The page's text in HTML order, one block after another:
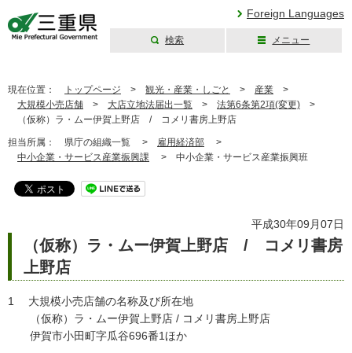
Foreign Languages
検索 メニュー
現在位置： トップページ > 観光・産業・しごと > 産業 >
大規模小売店舗 > 大店立地法届出一覧 > 法第6条第2項(変更) >
（仮称）ラ・ムー伊賀上野店 / コメリ書房上野店
担当所属： 県庁の組織一覧 > 雇用経済部 >
中小企業・サービス産業振興課 > 中小企業・サービス産業振興班
平成30年09月07日
（仮称）ラ・ムー伊賀上野店 / コメリ書房
上野店
1 大規模小売店舗の名称及び所在地
（仮称）ラ・ムー伊賀上野店 / コメリ書房上野店
伊賀市小田町字瓜谷696番1ほか